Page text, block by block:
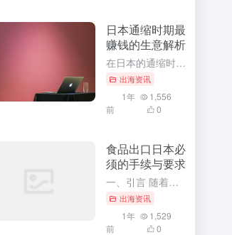
日本通缩时期最
赚钱的生意解析
在日本的通缩时期，经济环境虽然充满挑战，但同时也孕育着许多商机。对于那些善于发现和把握机会的创业者来说，这个时期同样存在着许多赚钱的生意。本文将深入解析日本通缩时期最赚钱的生意，并探讨其背后的原因和成...
出海资讯
1年
前
1,556
0
食品出口日本必
须的手续与要求
一、引言 随着全球化的深入发展，食品出口已成为各国经济发展的重要组成部分。特别是对于中国这样的食品生产大国，向日本等国家出口食品已成为重要的经济活动。然而，由于各国的食品安全法规和标准存在差异，食品出...
出海资讯
1年
前
1,529
0